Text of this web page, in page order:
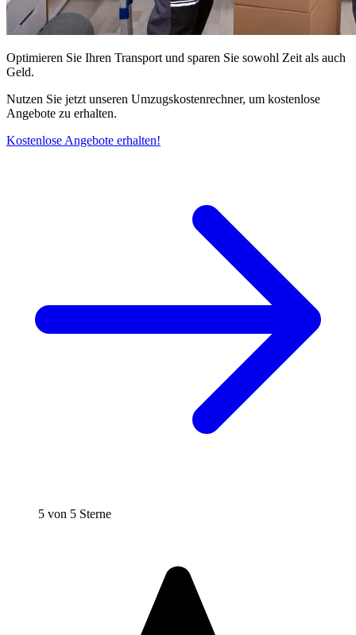
Optimieren Sie Ihren Transport und sparen Sie sowohl Zeit als auch
Geld.
Nutzen Sie jetzt unseren Umzugskostenrechner, um kostenlose
Angebote zu erhalten.
Kostenlose Angebote erhalten!
5 von 5 Sterne